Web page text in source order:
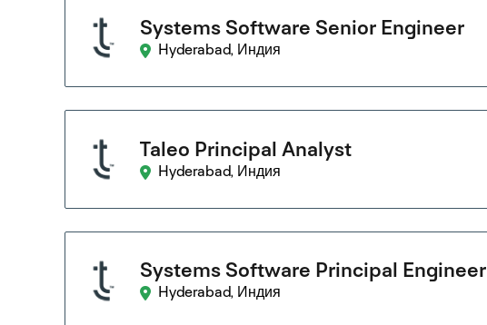
Systems Software Senior Engineer
Hyderabad, Индия
Taleo Principal Analyst
Hyderabad, Индия
Systems Software Principal Engineer
Hyderabad, Индия